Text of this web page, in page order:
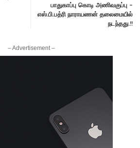
பாதுகாப்பு கொடி அணிவகுப்பு –
எஸ்.பி.பத்ரி நாராயணன் தலைமையில்
நடந்தது.!!
– Advertisement –